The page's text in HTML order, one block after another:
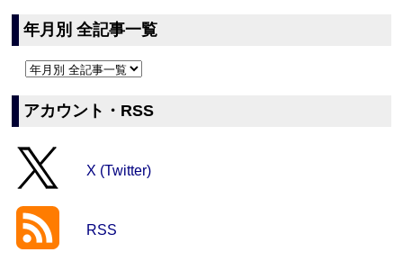
年月別 全記事一覧
アカウント・RSS
X (Twitter)
RSS